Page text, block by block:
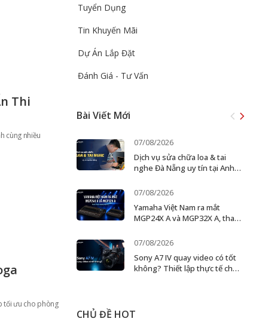
Thi
cùng nhiều
tối ưu cho phòng
Tuyển Dụng
Tin Khuyến Mãi
Dự Án Lắp Đặt
Đánh Giá - Tư Vấn
Bài Viết Mới
07/08/2026
Dịch vụ sửa chữa loa & tai
nghe Đà Nẵng uy tín tại Anh
07/08/2026
Yamaha Việt Nam ra mắt
MGP24X A và MGP32X A, thay
07/08/2026
Sony A7 IV quay video có tốt
không? Thiết lập thực tế cho
CHỦ ĐỀ HOT